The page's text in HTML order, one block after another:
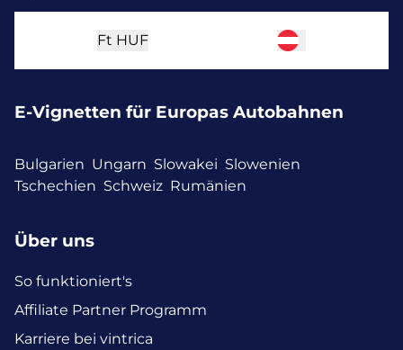
Ft HUF
E-Vignetten für Europas Autobahnen
Bulgarien Ungarn Slowakei Slowenien
Tschechien Schweiz Rumänien
Über uns
So funktioniert's
Affiliate Partner Programm
Karriere bei vintrica